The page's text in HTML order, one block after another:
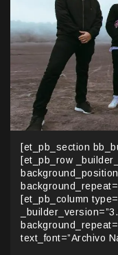
[et_pb_section
[et_pb_row
[et_pb_column
text_font=”Archivo